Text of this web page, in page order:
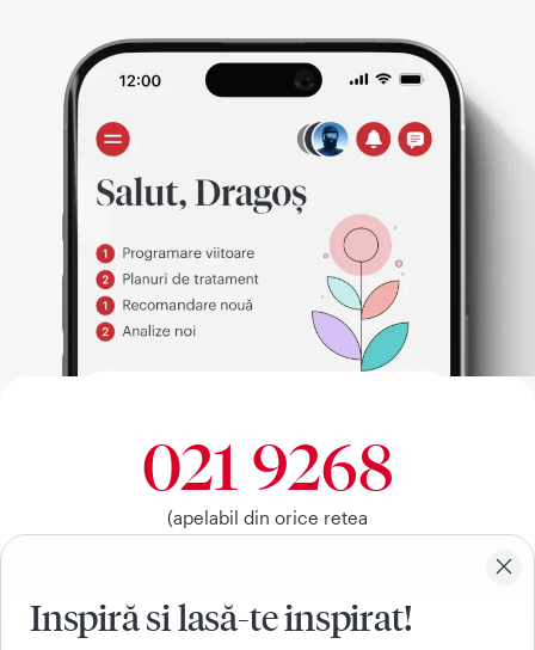
Inspiră si lasă-te inspirat!
021 9268
(apelabil din orice retea
nationala, fixa sau mobila)